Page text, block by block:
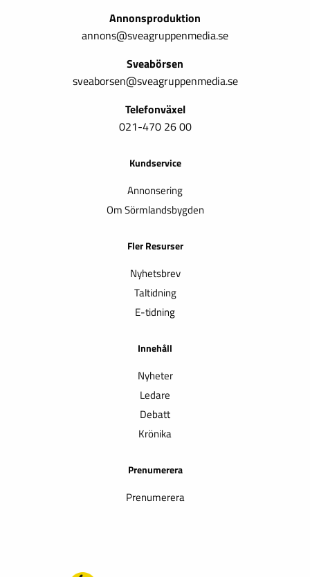
Annonsproduktion
annons@sveagruppenmedia.se
Sveabörsen
sveaborsen@sveagruppenmedia.se
Telefonväxel
021-470 26 00
Kundservice
Annonsering
Om Sörmlandsbygden
Fler Resurser
Nyhetsbrev
Taltidning
E-tidning
Innehåll
Nyheter
Ledare
Debatt
Krönika
Prenumerera
Prenumerera